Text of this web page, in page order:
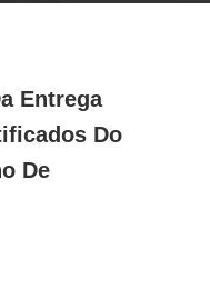
Entrega
Do
De